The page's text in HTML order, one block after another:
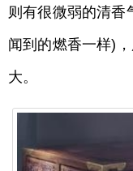
则有很微弱的清香
闻到的燃香一样)
大。